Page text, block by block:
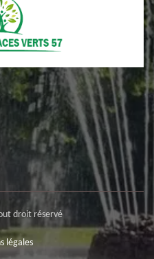
droit réservé
légales